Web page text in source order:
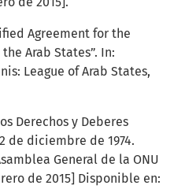
Agreement for the
Arab States”. In:
League of Arab States,
Derechos y Deberes
de diciembre de 1974.
General de la ONU
de 2015] Disponible en: